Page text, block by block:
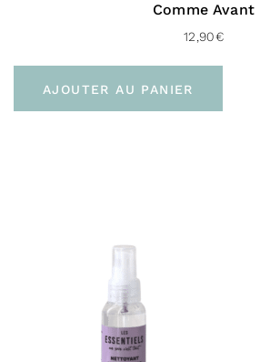
Comme Avant
12,90€
AJOUTER AU PANIER